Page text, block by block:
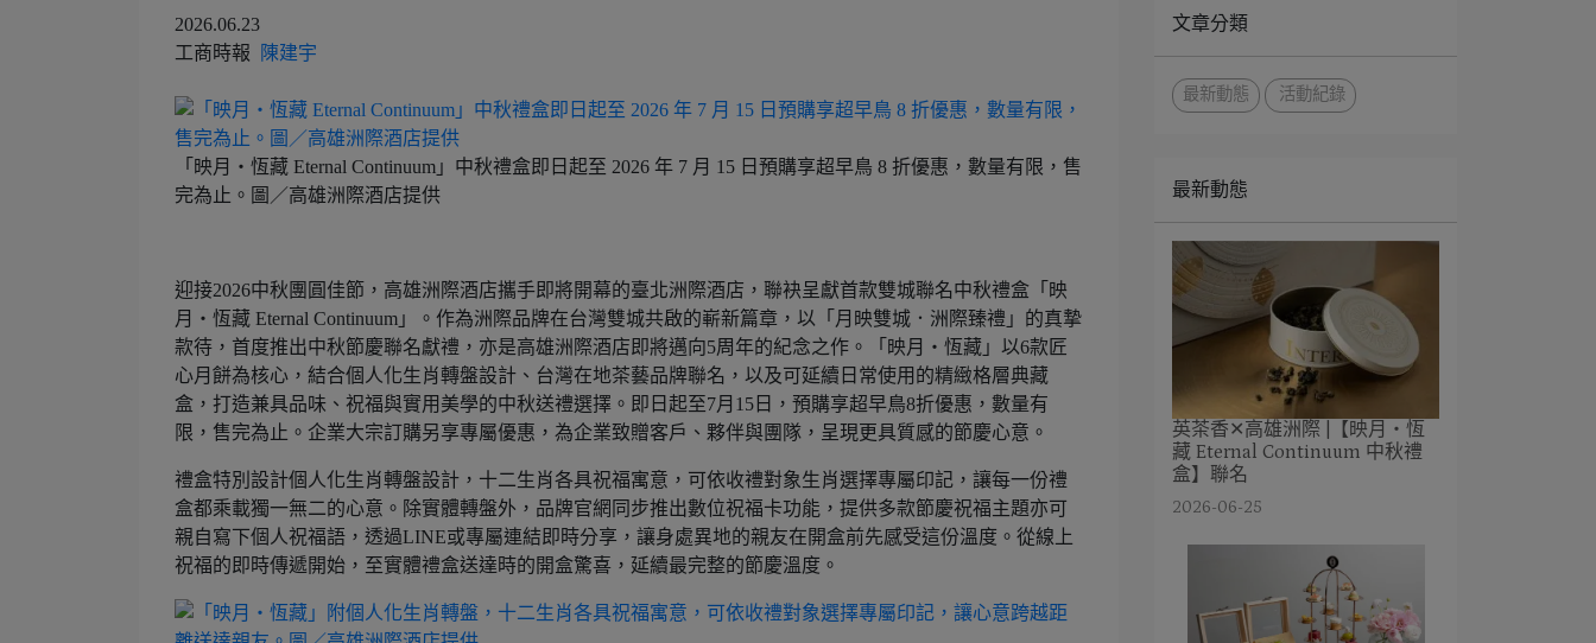
2026.06.23
工商時報
陳建宇
「映月・恆藏 Eternal Continuum」中秋禮盒即日起至 2026 年 7 月 15 日預購享超早鳥 8 折優惠，數量有限，售
完為止。圖／高雄洲際酒店提供
迎接2026中秋團圓佳節，高雄洲際酒店攜手即將開幕的臺北洲際酒店，聯袂呈獻首款雙城聯名中秋禮盒「映
月・恆藏 Eternal Continuum」。作為洲際品牌在台灣雙城共啟的嶄新篇章，以「月映雙城．洲際臻禮」的真摯
款待，首度推出中秋節慶聯名獻禮，亦是高雄洲際酒店即將邁向5周年的紀念之作。「映月・恆藏」以6款匠
心月餅為核心，結合個人化生肖轉盤設計、台灣在地茶藝品牌聯名，以及可延續日常使用的精緻格層典藏
盒，打造兼具品味、祝福與實用美學的中秋送禮選擇。即日起至7月15日，預購享超早鳥8折優惠，數量有
限，售完為止。企業大宗訂購另享專屬優惠，為企業致贈客戶、夥伴與團隊，呈現更具質感的節慶心意。
禮盒特別設計個人化生肖轉盤設計，十二生肖各具祝福寓意，可依收禮對象生肖選擇專屬印記，讓每一份禮
盒都乘載獨一無二的心意。除實體轉盤外，品牌官網同步推出數位祝福卡功能，提供多款節慶祝福主題亦可
親自寫下個人祝福語，透過LINE或專屬連結即時分享，讓身處異地的親友在開盒前先感受這份溫度。從線上
祝福的即時傳遞開始，至實體禮盒送達時的開盒驚喜，延續最完整的節慶溫度。
文章分類
最新動態 活動紀錄
最新動態
英茶香✕高雄洲際 |【映月・恆
藏 Eternal Continuum 中秋禮
盒】聯名
2026-06-25